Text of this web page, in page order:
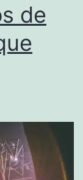
de